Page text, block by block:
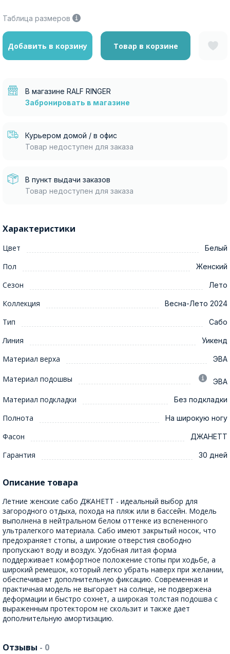
Таблица размеров
Добавить в корзину Товар в корзине
В магазине RALF RINGER
Забронировать в магазине
Курьером домой / в офис
Товар недоступен для заказа
В пункт выдачи заказов
Товар недоступен для заказа
Характеристики
Цвет Белый
Пол Женский
Сезон Лето
Коллекция Весна-Лето 2024
Тип Сабо
Линия Уикенд
Материал верха ЭВА
Материал подошвы ЭВА
Материал подкладки Без подкладки
Полнота На широкую ногу
Фасон ДЖАНЕТТ
Гарантия 30 дней
Описание товара
Летние женские сабо ДЖАНЕТТ - идеальный выбор для
загородного отдыха, похода на пляж или в бассейн. Модель
выполнена в нейтральном белом оттенке из вспененного
ультралегкого материала. Сабо имеют закрытый носок, что
предохраняет стопы, а широкие отверстия свободно
пропускают воду и воздух. Удобная литая форма
поддерживает комфортное положение стопы при ходьбе, а
широкий ремешок, который легко убрать наверх при желании,
обеспечивает дополнительную фиксацию. Современная и
практичная модель не выгорает на солнце, не подвержена
деформации и быстро сохнет, а широкая толстая подошва с
выраженным протектором не скользит и также дает
дополнительную амортизацию.
Отзывы - 0